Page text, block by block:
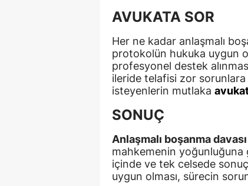
AVUKATA SOR
Her ne kadar anlaşmalı
protokolün hukuka uygun
profesyonel destek
ileride telafisi zor
isteyenlerin mutlaka
SONUÇ
Anlaşmalı boşanma
mahkemenin
içinde ve tek celsede
uygun olması, sürecin